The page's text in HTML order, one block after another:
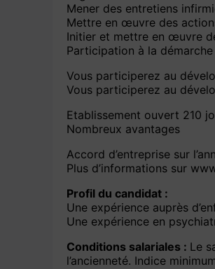
Mener des entretiens
Mettre en œuvre des
Initier et mettre en œuvre
Participation à la
Vous participerez au
Vous participerez au
Etablissement ouvert 210
Nombreux avantages
Accord d’entreprise sur
Plus d’informations sur
Profil du candidat :
Une expérience auprès
Une expérience en
Conditions salariales : Le
l’ancienneté. Indice